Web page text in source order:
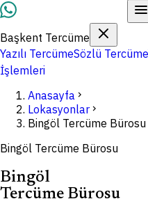
Başkent Tercüme
Yazılı TercümeSözlü Tercüme
İşlemleri
Anasayfa chevron_right
Lokasyonlar chevron_right
Bingöl Tercüme Bürosu
Bingöl Tercüme Bürosu
Bingöl
Tercüme Bürosu